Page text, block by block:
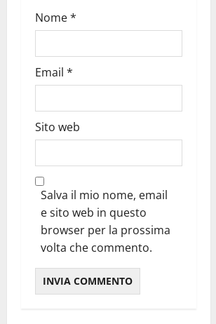
Nome*
Email *
Sito web
Salva il mio nome, email
e sito web in questo
browser per la prossima
volta che commento.